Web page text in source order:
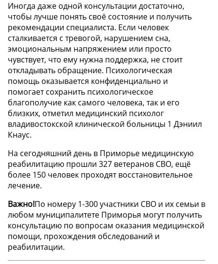
Иногда даже одной консультации достаточно,
чтобы лучше понять своё состояние и получить
рекомендации специалиста. Если человек
сталкивается с тревогой, нарушением сна,
эмоциональным напряжением или просто
чувствует, что ему нужна поддержка, не стоит
откладывать обращение. Психологическая
помощь оказывается конфиденциально и
помогает сохранить психологическое
благополучие как самого человека, так и его
близких, отметил медицинский психолог
владивостокской клинической больницы 1 Дэниил
Кнаус.
На сегодняшний день в Приморье медицинскую
реабилитацию прошли 327 ветеранов СВО, ещё
более 150 человек проходят восстановительное
лечение.
Важно!По номеру 1-300 участники СВО и их семьи в
любом муниципалитете Приморья могут получить
консультацию по вопросам оказания медицинской
помощи, прохождения обследований и
реабилитации.